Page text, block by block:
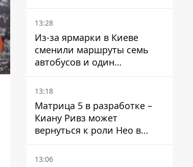
депортации украинских
мужчин - абсурд и популизм
13:28
Из-за ярмарки в Киеве
сменили маршруты семь
автобусов и один
троллейбус
13:18
Матрица 5 в разработке –
Киану Ривз может
вернуться к роли Нео в
пятой части
13:06